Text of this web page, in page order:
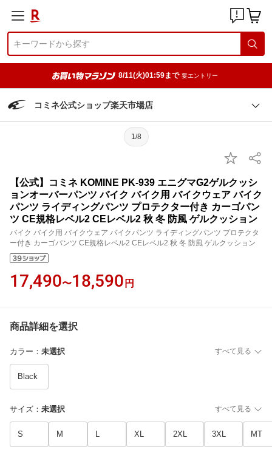
8/11(火)01:59まで 要エントリー
コミネ公式ショップ楽天市場店
1/8
【公式】コミネ KOMINE PK-939 エニグマG2ゲルクッシ
ョンオーバーパンツ バイク バイク用 バイクウェア バイク
パンツ ライディングパンツ プロテクター付き カーゴパン
ツ CE規格レベル2 CEレベル2 秋 冬 防風 ゲルクッション
バイク バイク用 バイクウェア バイクパンツ ライディングパンツ プロテクタ
ー付き カーゴパンツ CE規格レベル2 CEレベル2 秋 冬 防風 ゲルクッション
17,490〜18,590 円
商品詳細を選択
カラー ： 未選択 すべて見る
Black
サイズ ： 未選択 すべて見る
S M L XL 2XL 3XL MT